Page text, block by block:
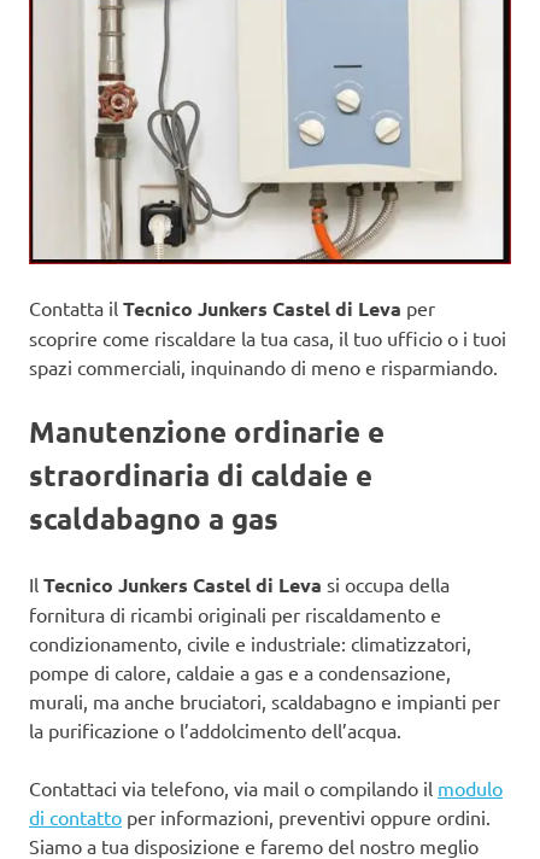
Contatta il Tecnico Junkers Castel di Leva per
scoprire come riscaldare la tua casa, il tuo ufficio o i tuoi
spazi commerciali, inquinando di meno e risparmiando.
Manutenzione ordinarie e
straordinaria di caldaie e
scaldabagno a gas
Il Tecnico Junkers Castel di Leva si occupa della
fornitura di ricambi originali per riscaldamento e
condizionamento, civile e industriale: climatizzatori,
pompe di calore, caldaie a gas e a condensazione,
murali, ma anche bruciatori, scaldabagno e impianti per
la purificazione o l’addolcimento dell’acqua.
Contattaci via telefono, via mail o compilando il modulo
di contatto per informazioni, preventivi oppure ordini.
Siamo a tua disposizione e faremo del nostro meglio